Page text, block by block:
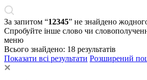
За запитом “12345” не знайдено
Спробуйте інше слово чи
меню
Всього знайдено: 18 результатів
Показати всі результати Розширений